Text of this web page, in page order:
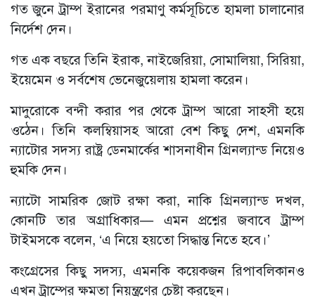
গত জুনে ট্রাম্প ইরানের পরমাণু কর্মসূচিতে হামলা চালানোর
নির্দেশ দেন।
গত এক বছরে তিনি ইরাক, নাইজেরিয়া, সোমালিয়া, সিরিয়া,
ইয়েমেন ও সর্বশেষ ভেনেজুয়েলায় হামলা করেন।
মাদুরোকে বন্দী করার পর থেকে ট্রাম্প আরো সাহসী হয়ে
ওঠেন। তিনি কলম্বিয়াসহ আরো বেশ কিছু দেশ, এমনকি
ন্যাটোর সদস্য রাষ্ট্র ডেনমার্কের শাসনাধীন গ্রিনল্যান্ড নিয়েও
হুমকি দেন।
ন্যাটো সামরিক জোট রক্ষা করা, নাকি গ্রিনল্যান্ড দখল,
কোনটি তার অগ্রাধিকার— এমন প্রশ্নের জবাবে ট্রাম্প
টাইমসকে বলেন, ‘এ নিয়ে হয়তো সিদ্ধান্ত নিতে হবে।’
কংগ্রেসের কিছু সদস্য, এমনকি কয়েকজন রিপাবলিকানও
এখন ট্রাম্পের ক্ষমতা নিয়ন্ত্রণের চেষ্টা করছেন।